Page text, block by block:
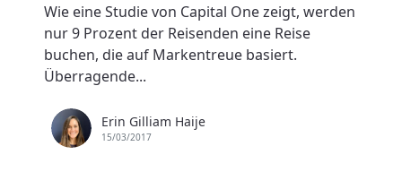
Wie eine Studie von Capital One zeigt, werden
nur 9 Prozent der Reisenden eine Reise
buchen, die auf Markentreue basiert.
Überragende...
Erin Gilliam Haije
15/03/2017